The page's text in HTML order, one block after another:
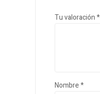
Tu valoración*
Nombre*